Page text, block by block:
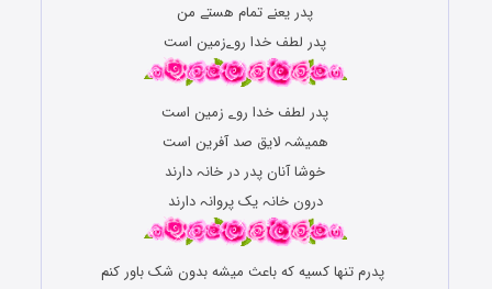
پدر یعنے تمام هستے من
پدر لطف خدا روےزمین است
پدر لطف خدا روے زمین است
همیشہ لایق صد آفرین است
خوشا آنان پدر در خانہ دارند
درون خانہ یک پروانہ دارند
پدرم تنها کسیه که باعث میشه بدون شک باور کنم